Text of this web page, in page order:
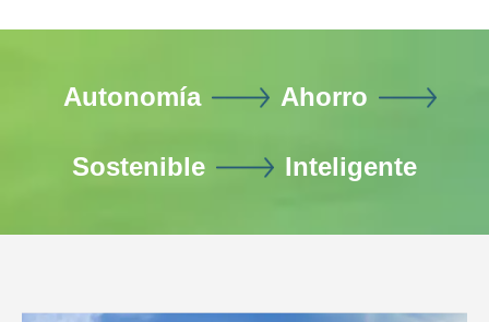
Autonomía Ahorro
Sostenible Inteligente